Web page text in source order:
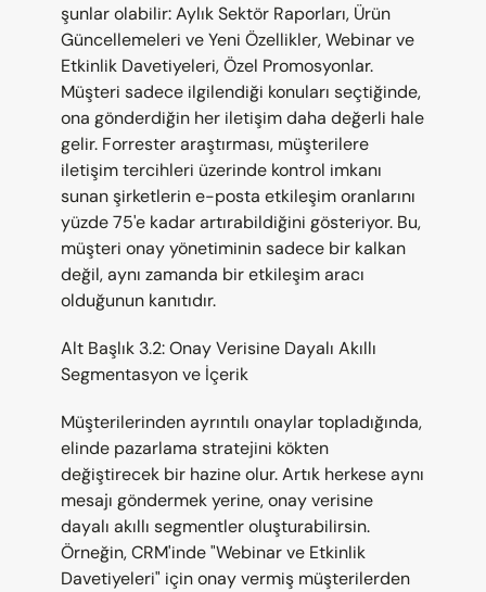
şunlar olabilir: Aylık Sektör Raporları, Ürün
Güncellemeleri ve Yeni Özellikler, Webinar ve
Etkinlik Davetiyeleri, Özel Promosyonlar.
Müşteri sadece ilgilendiği konuları seçtiğinde,
ona gönderdiğin her iletişim daha değerli hale
gelir. Forrester araştırması, müşterilere
iletişim tercihleri üzerinde kontrol imkanı
sunan şirketlerin e-posta etkileşim oranlarını
yüzde 75'e kadar artırabildiğini gösteriyor. Bu,
müşteri onay yönetiminin sadece bir kalkan
değil, aynı zamanda bir etkileşim aracı
olduğunun kanıtıdır.
Alt Başlık 3.2: Onay Verisine Dayalı Akıllı
Segmentasyon ve İçerik
Müşterilerinden ayrıntılı onaylar topladığında,
elinde pazarlama stratejini kökten
değiştirecek bir hazine olur. Artık herkese aynı
mesajı göndermek yerine, onay verisine
dayalı akıllı segmentler oluşturabilirsin.
Örneğin, CRM'inde "Webinar ve Etkinlik
Davetiyeleri" için onay vermiş müşterilerden